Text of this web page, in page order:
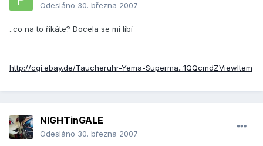
Odesláno 30. března 2007
..co na to říkáte? Docela se mi líbí
http://cgi.ebay.de/Taucheruhr-Yema-Superma...1QQcmdZViewItem
NIGHTinGALE
Odesláno 30. března 2007